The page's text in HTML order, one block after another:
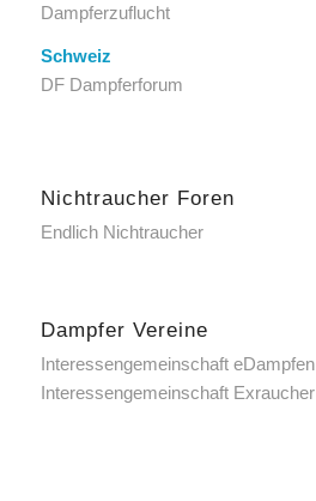
Dampferzuflucht
Schweiz
DF Dampferforum
Nichtraucher Foren
Endlich Nichtraucher
Dampfer Vereine
Interessengemeinschaft eDampfen
Interessengemeinschaft Exraucher